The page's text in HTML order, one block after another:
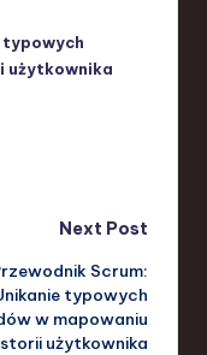
typowych
użytkownika
Next Post
Scrum:
typowych
w mapowaniu
użytkownika